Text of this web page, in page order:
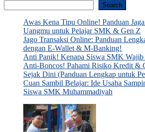
Search
Awas Kena Tipu Online! Panduan
Uangmu untuk Pelajar SMK & Gen Z
Jago Transaksi Online: Panduan
dengan E-Wallet & M-Banking!
Anti Panik! Kenapa Siswa SMK Wajib
Anti-Boncos! Pahami Risiko Kredit &
Sejak Dini (Panduan Lengkap untuk
Cuan Sambil Belajar: Ide Usaha
Siswa SMK Muhammadiyah